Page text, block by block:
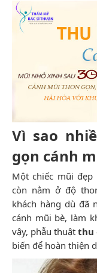
Vì sao
gọn cánh
Một chiếc mũi
còn nằm ở độ
khách hàng dù đã
cánh mũi bè, làm
vậy, phẫu thuật thu
biến để hoàn thiện